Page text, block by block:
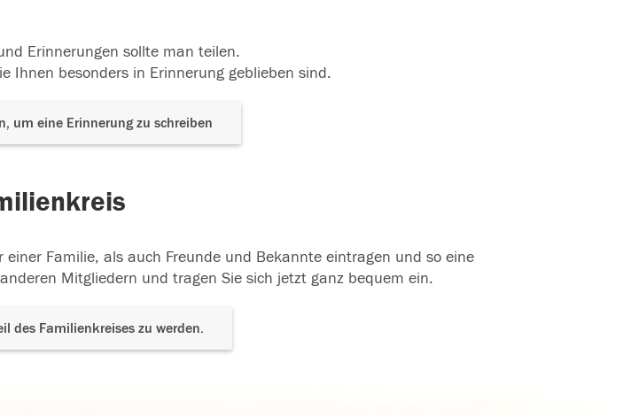
Erinnerungen sollte man teilen.
Ihnen besonders in Erinnerung geblieben sind.
um eine Erinnerung zu schreiben
Familie, als auch Freunde und Bekannte eintragen und so eine
Mitgliedern und tragen Sie sich jetzt ganz bequem ein.
des Familienkreises zu werden.